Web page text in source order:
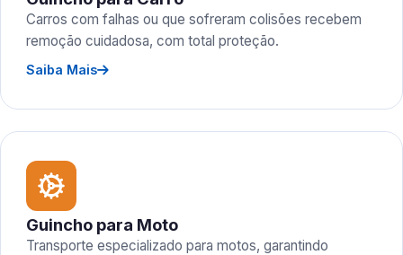
Carros com falhas ou que sofreram colisões recebem
remoção cuidadosa, com total proteção.
Saiba Mais
Guincho para Moto
Transporte especializado para motos, garantindo